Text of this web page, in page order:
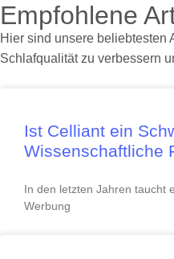
Empfohlene
Hier sind unsere beliebtesten
Schlafqualität zu verbessern
Ist Celliant ein
Wissenschaftliche
In den letzten Jahren taucht
Werbung